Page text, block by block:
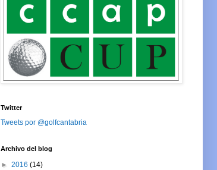
Twitter
Tweets por @golfcantabria
Archivo del blog
► 2016 (14)